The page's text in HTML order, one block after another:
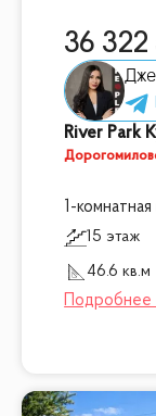
36 322
River Park
1-
15 этаж
46.6 кв.м